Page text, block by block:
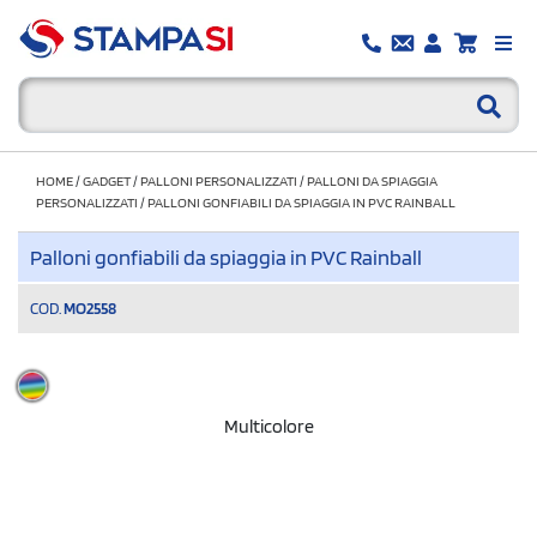
HOME/GADGET/PALLONI PERSONALIZZATI /PALLONI DA SPIAGGIA
PERSONALIZZATI /PALLONI GONFIABILI DA SPIAGGIA IN PVC RAINBALL
Palloni gonfiabili da spiaggia in PVC Rainball
COD. MO2558
Multicolore